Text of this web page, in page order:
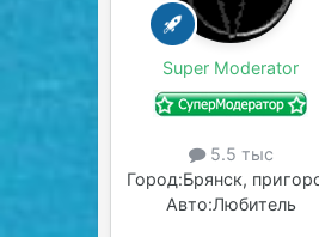
Super Moderator
5.5 тыс
Город:Брянск,
Авто:Любитель